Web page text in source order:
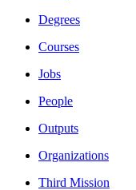
Degrees
Courses
Jobs
People
Outputs
Organizations
Third Mission